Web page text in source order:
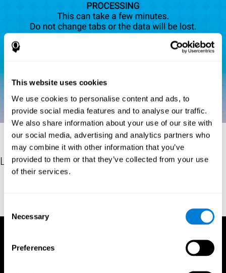
This website uses cookies
We use cookies to personalise content and ads, to
provide social media features and to analyse our traffic.
We also share information about your use of our site with
our social media, advertising and analytics partners who
may combine it with other information that you’ve
provided to them or that they’ve collected from your use
of their services.
Selection
Necessary
Preferences
Les références